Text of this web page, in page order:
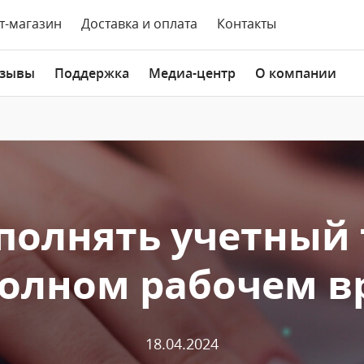
магазин Доставка и оплата Контакты
Поддержка Медиа-центр О компании
учетный
рабочем
18.04.2024